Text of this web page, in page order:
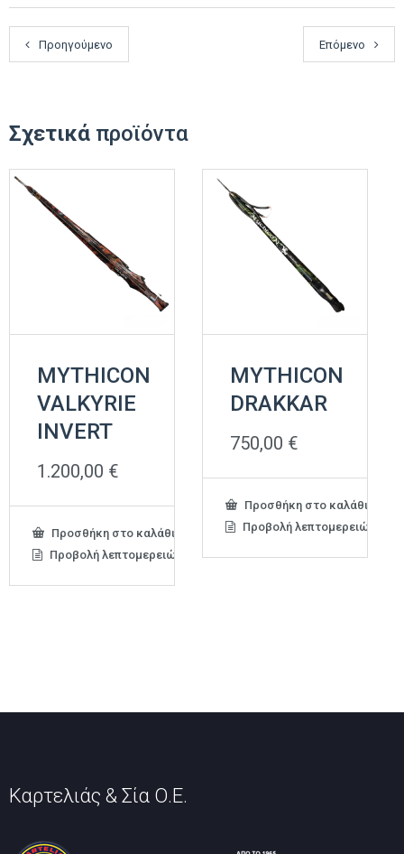
Προηγούμενο Επόμενο
Σχετικά προϊόντα
MYTHICON
VALKYRIE
INVERT
1.200,00 €
Προσθήκη στο καλάθι
Προβολή λεπτομερειών
MYTHICON
DRAKKAR
750,00 €
Προσθήκη στο καλάθι
Προβολή λεπτομερειών
Καρτελιάς & Σία Ο.Ε.